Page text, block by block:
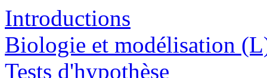
Introductions
Biologie et modélisation
Tests d'hypothèse